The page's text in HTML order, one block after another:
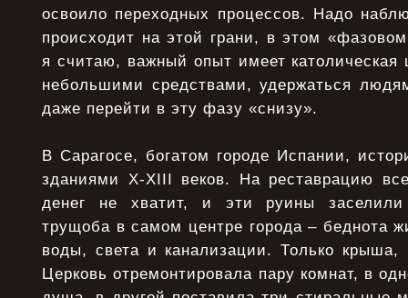
освоило переходных процессов. Надо
происходит на этой грани, в этом
я считаю, важный опыт имеет
небольшими средствами, удержаться
даже перейти в эту фазу «снизу».
В Сарагосе, богатом городе Испании,
зданиями Х-ХIII веков. На реставрацию
денег не хватит, и эти руины
трущоба в самом центре города – беднота
воды, света и канализации. Только крыша,
Церковь отремонтировала пару комнат, в